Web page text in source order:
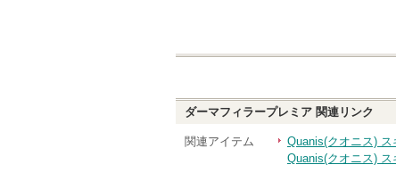
ダーマフィラープレミア 関連リンク
関連アイテム Quanis(クオニス)
Quanis(クオニス)